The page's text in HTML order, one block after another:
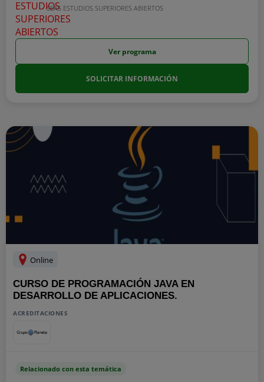
SEAS ESTUDIOS SUPERIORES ABIERTOS
Ver programa
SOLICITAR INFORMACIÓN
Online
CURSO DE PROGRAMACIÓN JAVA EN
DESARROLLO DE APLICACIONES.
ACREDITACIONES
Relacionado con esta temática